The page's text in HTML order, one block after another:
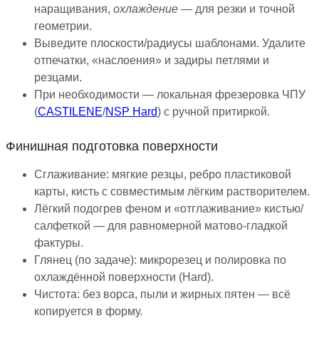
наращивания, охлаждение — для резки и точной
геометрии.
Выведите плоскости/радиусы шаблонами. Удалите
отпечатки, «наслоения» и задиры петлями и
резцами.
При необходимости — локальная фрезеровка ЧПУ
(CASTILENE/NSP Hard) с ручной притиркой.
Финишная подготовка поверхности
Сглаживание: мягкие резцы, ребро пластиковой
карты, кисть с совместимым лёгким растворителем.
Лёгкий подогрев феном и «отглаживание» кистью/
салфеткой — для равномерной матово-гладкой
фактуры.
Глянец (по задаче): микрорезец и полировка по
охлаждённой поверхности (Hard).
Чистота: без ворса, пыли и жирных пятен — всё
копируется в форму.